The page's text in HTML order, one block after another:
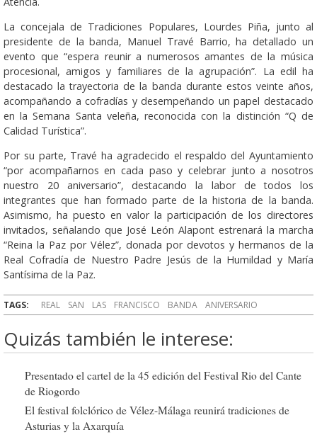
La concejala de Tradiciones Populares, Lourdes Piña, junto al
presidente de la banda, Manuel Travé Barrio, ha detallado un
evento que “espera reunir a numerosos amantes de la música
procesional, amigos y familiares de la agrupación”. La edil ha
destacado la trayectoria de la banda durante estos veinte años,
acompañando a cofradías y desempeñando un papel destacado
en la Semana Santa veleña, reconocida con la distinción “Q de
Calidad Turística”.
Por su parte, Travé ha agradecido el respaldo del Ayuntamiento
“por acompañarnos en cada paso y celebrar junto a nosotros
nuestro 20 aniversario”, destacando la labor de todos los
integrantes que han formado parte de la historia de la banda.
Asimismo, ha puesto en valor la participación de los directores
invitados, señalando que José León Alapont estrenará la marcha
“Reina la Paz por Vélez”, donada por devotos y hermanos de la
Real Cofradía de Nuestro Padre Jesús de la Humildad y María
Santísima de la Paz.
TAGS: REAL SAN LAS FRANCISCO BANDA ANIVERSARIO
Quizás también le interese:
Presentado el cartel de la 45 edición del Festival Rio del Cante
de Riogordo
El festival folclórico de Vélez-Málaga reunirá tradiciones de
Asturias y la Axarquía